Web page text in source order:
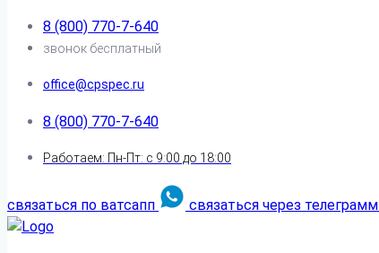
8 (800) 770-7-640
звонок бесплатный
office@cpspec.ru
8 (800) 770-7-640
Работаем: Пн-Пт: с 9:00 до 18:00
связаться по ватсапп связаться через телеграмм